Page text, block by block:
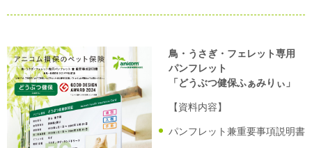
鳥・うさぎ・フェレット専用
パンフレット
「どうぶつ健保ふぁみりぃ」
【資料内容】
パンフレット兼重要事項説明書